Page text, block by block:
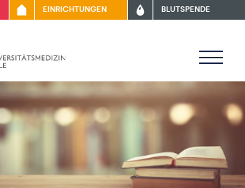
EINRICHTUNGEN BLUTSPENDE